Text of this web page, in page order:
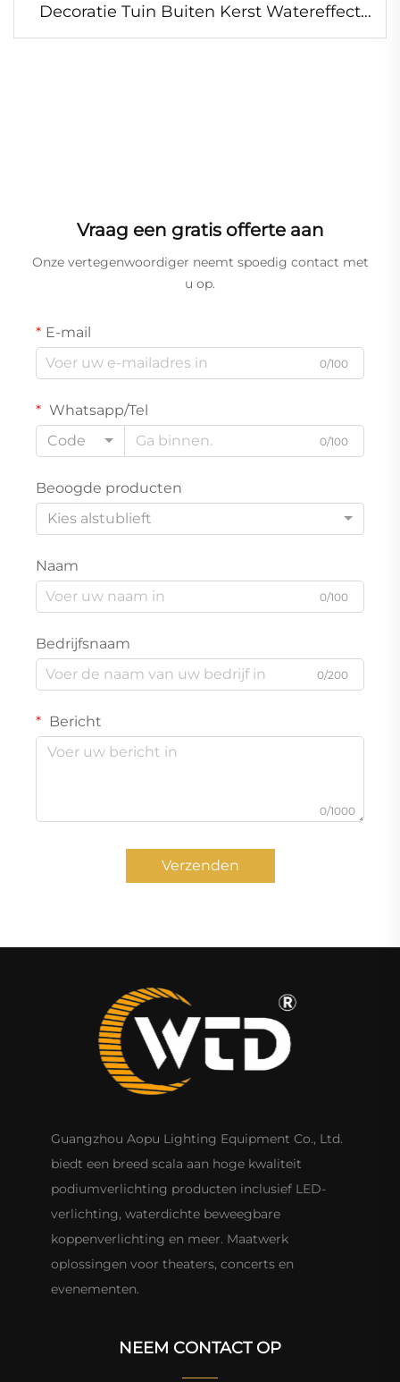
Decoratie Tuin Buiten Kerst Watereffect
Projector
Vraag een gratis offerte aan
Onze vertegenwoordiger neemt spoedig contact met
u op.
E-mail
0/100
Whatsapp/Tel
Code
0/100
Beoogde producten
Kies alstublieft
Naam
0/100
Bedrijfsnaam
0/200
Bericht
0/1000
Verzenden
Guangzhou Aopu Lighting Equipment Co., Ltd.
biedt een breed scala aan hoge kwaliteit
podiumverlichting producten inclusief LED-
verlichting, waterdichte beweegbare
koppenverlichting en meer. Maatwerk
oplossingen voor theaters, concerts en
evenementen.
NEEM CONTACT OP